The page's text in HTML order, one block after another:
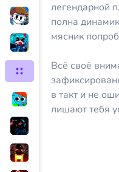
легендарной
полна
мясник
Всё своё
в такт и не
лишают тебя